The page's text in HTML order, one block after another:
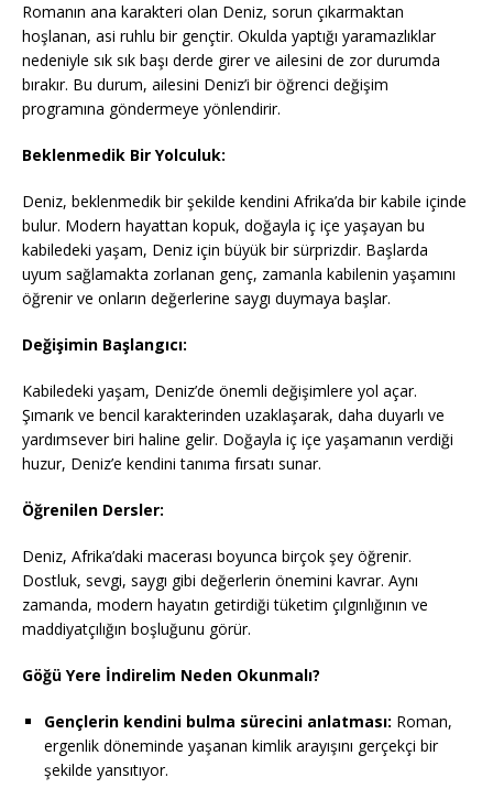
Romanın ana karakteri olan Deniz, sorun çıkarmaktan
hoşlanan, asi ruhlu bir gençtir. Okulda yaptığı yaramazlıklar
nedeniyle sık sık başı derde girer ve ailesini de zor durumda
bırakır. Bu durum, ailesini Deniz’i bir öğrenci değişim
programına göndermeye yönlendirir.
Beklenmedik Bir Yolculuk:
Deniz, beklenmedik bir şekilde kendini Afrika’da bir kabile içinde
bulur. Modern hayattan kopuk, doğayla iç içe yaşayan bu
kabiledeki yaşam, Deniz için büyük bir sürprizdir. Başlarda
uyum sağlamakta zorlanan genç, zamanla kabilenin yaşamını
öğrenir ve onların değerlerine saygı duymaya başlar.
Değişimin Başlangıcı:
Kabiledeki yaşam, Deniz’de önemli değişimlere yol açar.
Şımarık ve bencil karakterinden uzaklaşarak, daha duyarlı ve
yardımsever biri haline gelir. Doğayla iç içe yaşamanın verdiği
huzur, Deniz’e kendini tanıma fırsatı sunar.
Öğrenilen Dersler:
Deniz, Afrika’daki macerası boyunca birçok şey öğrenir.
Dostluk, sevgi, saygı gibi değerlerin önemini kavrar. Aynı
zamanda, modern hayatın getirdiği tüketim çılgınlığının ve
maddiyatçılığın boşluğunu görür.
Göğü Yere İndirelim Neden Okunmalı?
Gençlerin kendini bulma sürecini anlatması: Roman,
ergenlik döneminde yaşanan kimlik arayışını gerçekçi bir
şekilde yansıtıyor.